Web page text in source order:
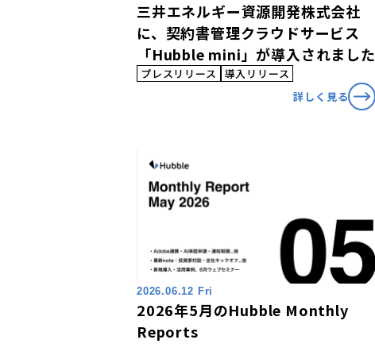
三井エネルギー資源開発株式会社
に、契約書管理クラウドサービス
「Hubble mini」が導入されました
プレスリリース
導入リリース
詳しく見る
2026.06.12 Fri
2026年5月のHubble Monthly
Reports